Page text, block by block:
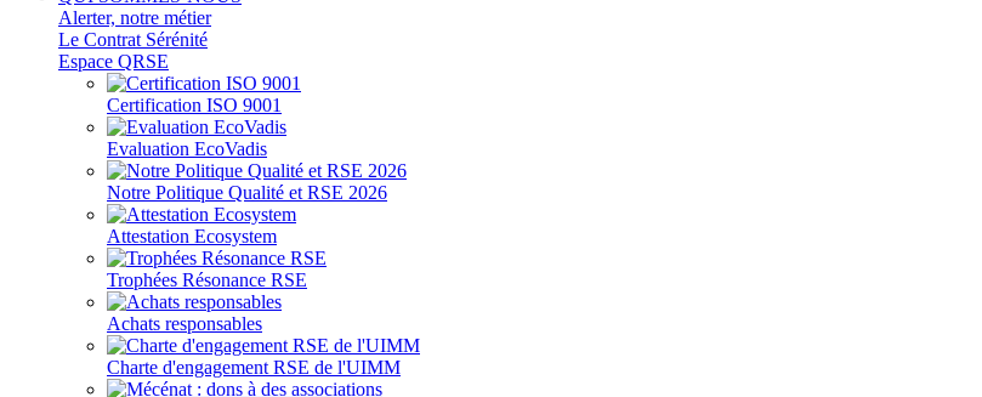
Alerter, notre métier
Le Contrat Sérénité
Espace QRSE
Certification ISO 9001
Evaluation EcoVadis
Notre Politique Qualité et RSE 2026
Attestation Ecosystem
Trophées Résonance RSE
Achats responsables
Charte d'engagement RSE de l'UIMM